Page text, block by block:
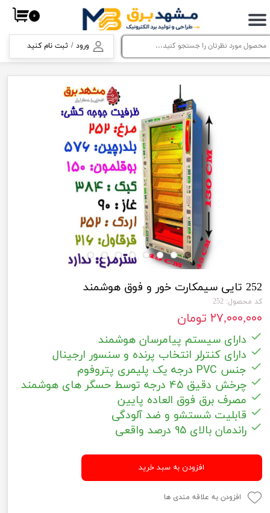
ورود / ثبت نام کنید
حساب کاربری من
تغییر گذر واژه
سفارشات
خروج از حساب کاربری
۰
252 تایی سیمکارت خور و فوق هوشمند
کد محصول: 252
۲۷,۰۰۰,۰۰۰ تومان
دارای سیستم پیامرسان هوشمند
دارای کنترلر انتخاب پرنده و سنسور ارجینال
جنس PVC درجه یک پلیمری پتروفوم
چرخش دقیق 45 درجه توسط حسگر های هوشمند
مصرف برق فوق العاده پایین
قابلیت شستشو و ضد آلودگی
راندمان بالای 95 درصد واقعی
افزودن به سبد خرید
افزودن به علاقه مندی ها